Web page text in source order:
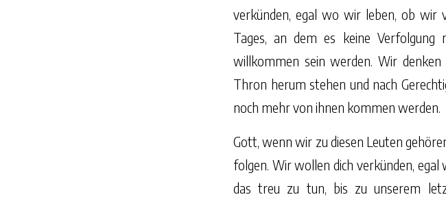
verkünden, egal wo wir leben, ob wir
Tages, an dem es keine
willkommen sein werden. Wir
Thron herum stehen und nach
noch mehr von ihnen kommen werden.
Gott, wenn wir zu diesen Leuten
folgen. Wir wollen dich verkünden,
das treu zu tun, bis zu unserem